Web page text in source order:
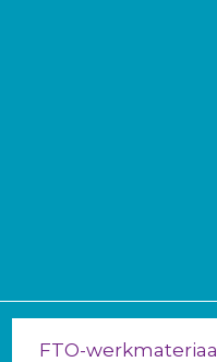
FTO-werkmateriaal